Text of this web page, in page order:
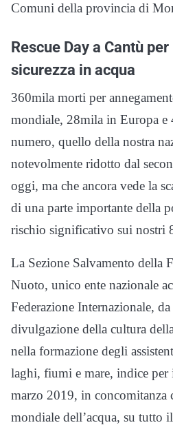
Comuni della provincia di
Rescue Day a Cantù
sicurezza in acqua
360mila morti per
mondiale, 28mila in Europa e
numero, quello della nostra
notevolmente ridotto dal
oggi, ma che ancora vede la
di una parte importante della
rischio significativo sui nostri
La Sezione Salvamento della
Nuoto, unico ente nazionale
Federazione Internazionale,
divulgazione della cultura
nella formazione degli
laghi, fiumi e mare, indice
marzo 2019, in concomitanza
mondiale dell’acqua, su tutto